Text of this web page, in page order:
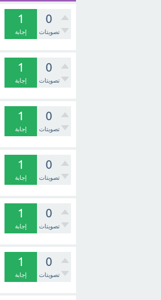
0
تصويتات
1
إجابة
0
تصويتات
1
إجابة
0
تصويتات
1
إجابة
0
تصويتات
1
إجابة
0
تصويتات
1
إجابة
0
تصويتات
1
إجابة